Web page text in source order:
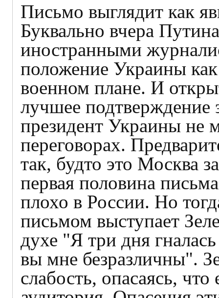
Письмо выглядит как
Буквально вчера
иностранными
положение Украины
военном плане. И
лучшее подтверждение
президент Украины не
переговорах.
так, будто это Москва
первая половина
плохо в России. Но
письмом выступает
духе "Я три дня
вы мне безразличны".
слабость, опасаясь,